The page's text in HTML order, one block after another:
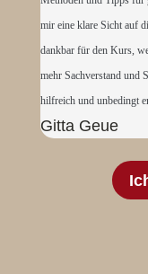
mir eine klare Sicht auf
dankbar für den Kurs,
mehr Sachverstand und
hilfreich und unbedingt
Gitta Geue